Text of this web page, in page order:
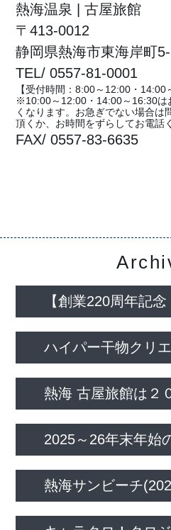
熱海温泉 | 古屋旅館
〒413-0012
静岡県熱海市東海岸町
TEL/ 0557-81-0001
【受付時間：8:00～12:00・14:00
※10:00～12:00・14:00～16:30は
くなります。お急ぎでない場合は
頂くか、お時間をずらしてお電話
FAX/ 0557-83-6635
【創業220周年記
ハイパー干物クリ
熱海 古屋旅館は２
2025～26年末年始
熱海サンビーチ